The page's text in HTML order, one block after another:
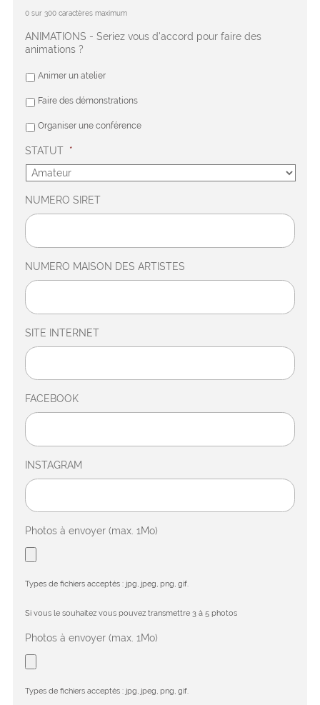
0 sur 300 caractères maximum
ANIMATIONS - Seriez vous d'accord pour faire des
animations ?
Animer un atelier
Faire des démonstrations
Organiser une conférence
STATUT *
NUMERO SIRET
NUMERO MAISON DES ARTISTES
SITE INTERNET
FACEBOOK
INSTAGRAM
Photos à envoyer (max. 1Mo)
Types de fichiers acceptés : jpg, jpeg, png, gif.
Si vous le souhaitez vous pouvez transmettre 3 à 5 photos
Photos à envoyer (max. 1Mo)
Types de fichiers acceptés : jpg, jpeg, png, gif.